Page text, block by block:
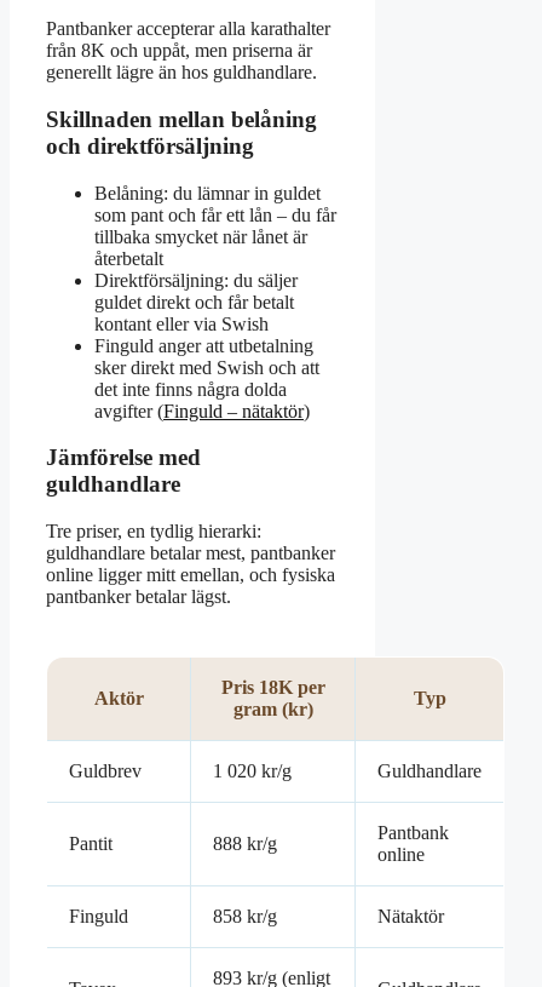
Pantbanker accepterar alla karathalter
från 8K och uppåt, men priserna är
generellt lägre än hos guldhandlare.
Skillnaden mellan belåning
och direktförsäljning
Belåning: du lämnar in guldet
som pant och får ett lån – du får
tillbaka smycket när lånet är
återbetalt
Direktförsäljning: du säljer
guldet direkt och får betalt
kontant eller via Swish
Finguld anger att utbetalning
sker direkt med Swish och att
det inte finns några dolda
avgifter (Finguld – nätaktör)
Jämförelse med
guldhandlare
Tre priser, en tydlig hierarki:
guldhandlare betalar mest, pantbanker
online ligger mitt emellan, och fysiska
pantbanker betalar lägst.
Aktör
Pris 18K per
gram (kr)
Typ
Guldbrev 1 020 kr/g Guldhandlare
Pantit 888 kr/g
Pantbank
online
Finguld 858 kr/g Nätaktör
893 kr/g (enligt